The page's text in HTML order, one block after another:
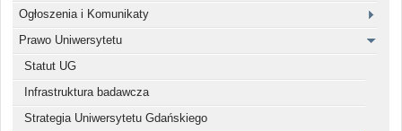
Ogłoszenia i Komunikaty
Prawo Uniwersytetu
Statut UG
Infrastruktura badawcza
Strategia Uniwersytetu Gdańskiego